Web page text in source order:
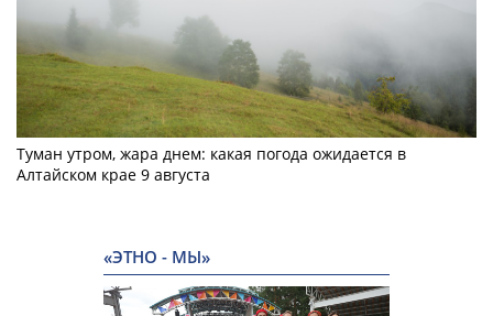
Туман утром, жара днем: какая погода ожидается в
Алтайском крае 9 августа
«ЭТНО - МЫ»